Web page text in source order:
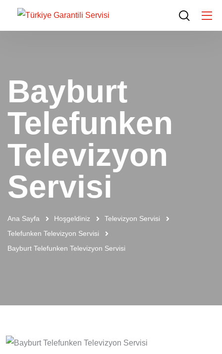
Bayburt
Telefunken
Televizyon
Servisi
Ana Sayfa Hoşgeldiniz
Televizyon Servisi
Telefunken Televizyon Servisi
Bayburt Telefunken Televizyon Servisi